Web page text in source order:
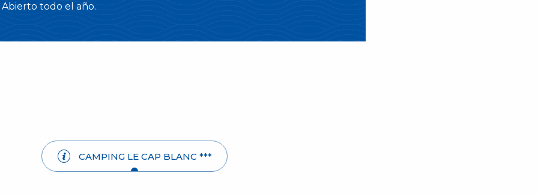
todo el año.
CAMPING LE CAP BLANC ***